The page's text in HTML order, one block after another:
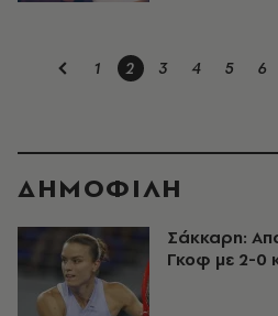
1 2 3 4 5 6
ΔΗΜΟΦΙΛΗ
Σάκκαρη:
Γκοφ με 2-0